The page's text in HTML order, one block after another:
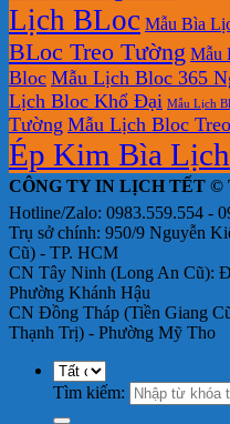
Lịch BLoc Mẫu Bìa
BLoc Treo Tường Mẫu
Bloc Mẫu Lịch Bloc 365
Lịch Bloc Khổ Đại Mẫu Lịch
Tường Mẫu Lịch Bloc
Ép Kim Bìa Lịch
CÔNG TY IN LỊCH TẾT
Hotline/Zalo: 0983.559.554 -
Trụ sở chính: 950/9 Nguyễn
Cũ) - TP. HCM
CN Tây Ninh (Long An Cũ):
Phường Khánh Hậu
CN Đồng Tháp (Tiền Giang
Thạnh Trị) - Phường Mỹ Tho
Tìm kiếm: